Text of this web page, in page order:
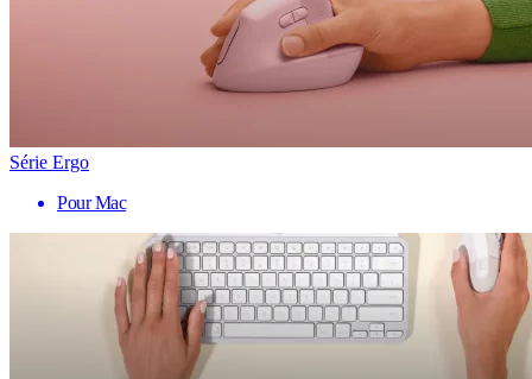
Série Ergo
Pour Mac